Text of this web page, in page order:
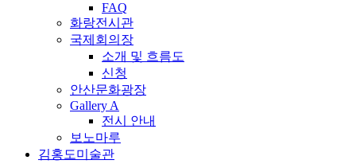
FAQ
화랑전시관
국제회의장
소개 및 흐름도
신청
안산문화광장
Gallery A
전시 안내
보노마루
김홍도미술관